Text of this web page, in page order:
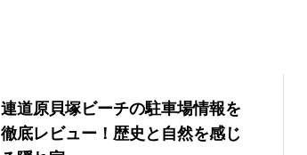
連道原貝塚ビーチの駐車場情報を
徹底レビュー！歴史と自然を感じ